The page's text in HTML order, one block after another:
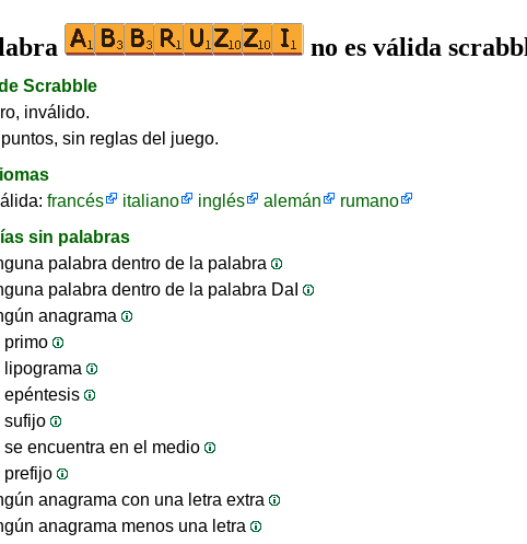
no es válida
Scrabble
inválido.
sin reglas del juego.
francés italiano inglés alemán
rumano
sin palabras
palabra dentro de la palabra
palabra dentro de la palabra DaI
anagrama
primo
lipograma
epéntesis
sufijo
se encuentra en el medio
prefijo
anagrama con una letra extra
anagrama menos una letra